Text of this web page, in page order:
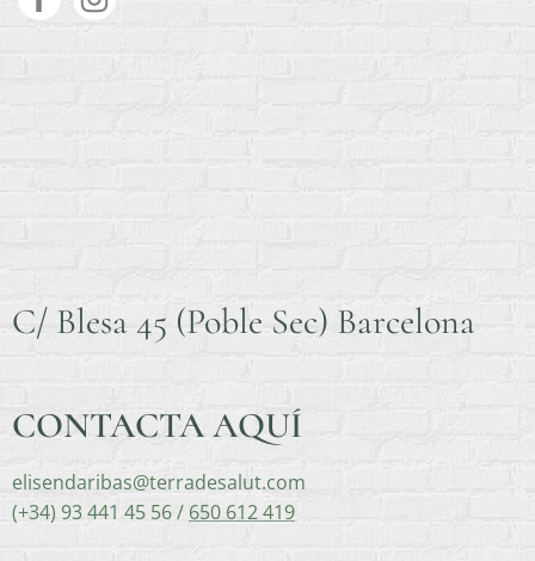
C/ Blesa 45 (Poble Sec) Barcelona
CONTACTA AQUÍ
elisendaribas@terradesalut.com
(+34) 93 441 45 56 / 650 612 419